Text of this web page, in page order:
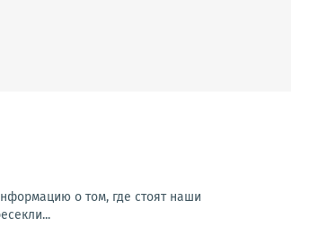
о том, где стоят наши